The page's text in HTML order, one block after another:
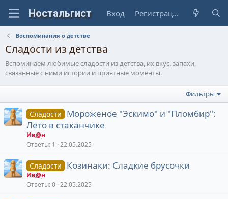
Вход Регистрация
Воспоминания о детстве
Сладости из детства
Вспоминаем любимые сладости из детства, их вкус, запахи,
связанные с ними истории и приятные моменты.
Фильтры
Сладости
Мороженое "Эскимо" и "Пломбир":
Лето в стаканчике
Ив@н
Ответы 1 22.05.2025
Сладости Козинаки: Сладкие брусочки
Ив@н
Ответы 0 22.05.2025